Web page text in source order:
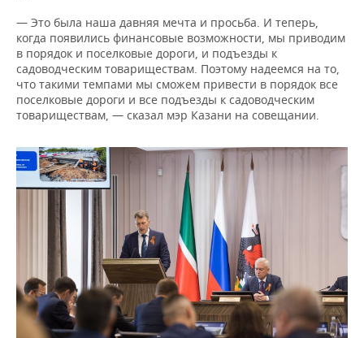
— Это была наша давняя мечта и просьба. И теперь,
когда появились финансовые возможности, мы приводим
в порядок и поселковые дороги, и подъезды к
садоводческим товариществам. Поэтому надеемся на то,
что такими темпами мы сможем привести в порядок все
поселковые дороги и все подъезды к садоводческим
товариществам, — сказал мэр Казани на совещании.